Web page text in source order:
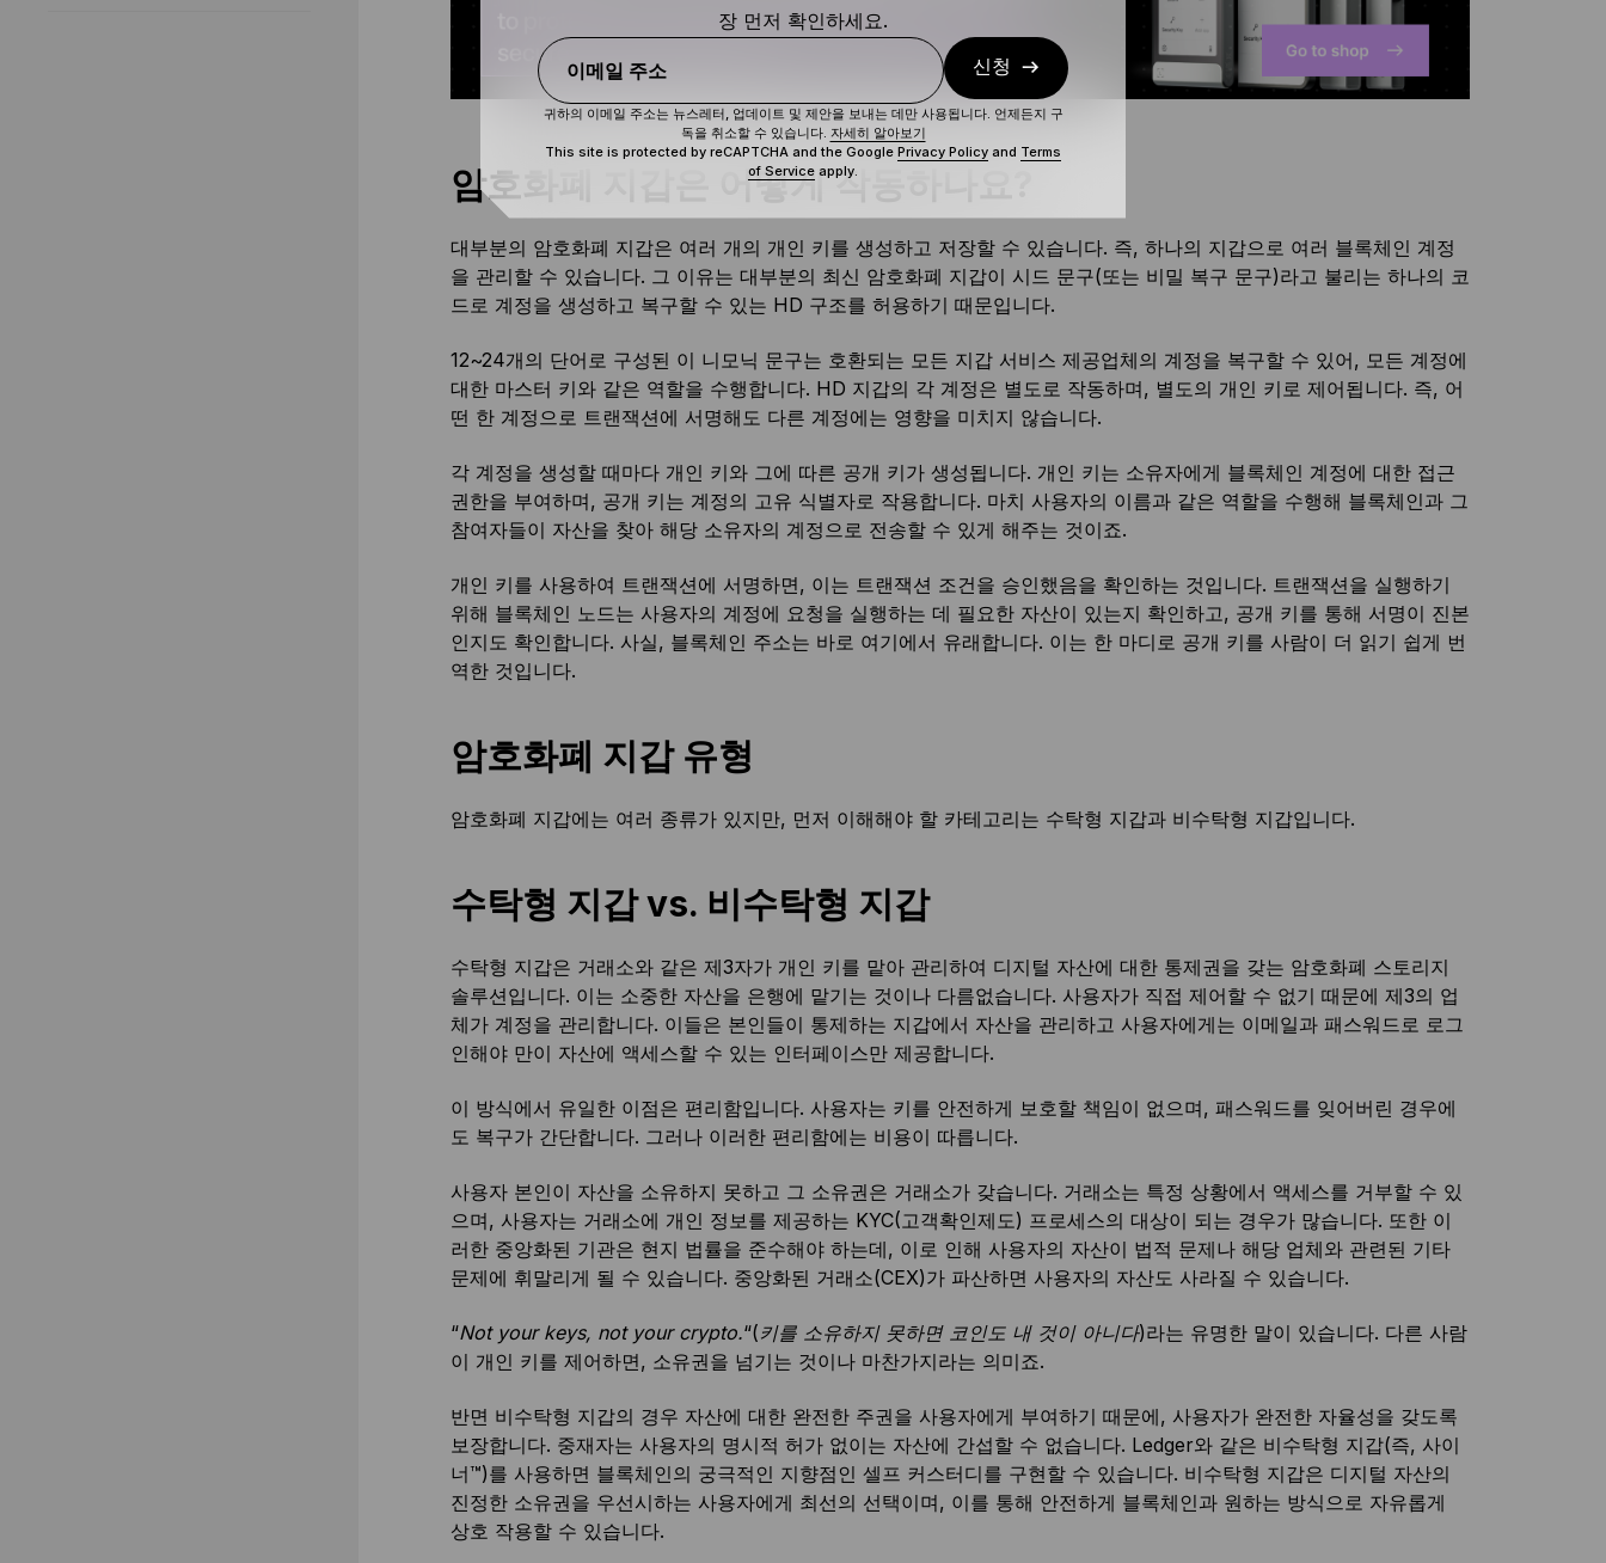
암호화폐 지갑은 어떻게 작동하나요?
대부분의 암호화폐 지갑은 여러 개의 개인 키를 생성하고 저장할 수 있습니다. 즉, 하나의 지갑으로 여러 블록체인 계정
을 관리할 수 있습니다. 그 이유는 대부분의 최신 암호화폐 지갑이 시드 문구(또는 비밀 복구 문구)라고 불리는 하나의 코
드로 계정을 생성하고 복구할 수 있는 HD 구조를 허용하기 때문입니다.
12~24개의 단어로 구성된 이 니모닉 문구는 호환되는 모든 지갑 서비스 제공업체의 계정을 복구할 수 있어, 모든 계정에
대한 마스터 키와 같은 역할을 수행합니다. HD 지갑의 각 계정은 별도로 작동하며, 별도의 개인 키로 제어됩니다. 즉, 어
떤 한 계정으로 트랜잭션에 서명해도 다른 계정에는 영향을 미치지 않습니다.
각 계정을 생성할 때마다 개인 키와 그에 따른 공개 키가 생성됩니다. 개인 키는 소유자에게 블록체인 계정에 대한 접근
권한을 부여하며, 공개 키는 계정의 고유 식별자로 작용합니다. 마치 사용자의 이름과 같은 역할을 수행해 블록체인과 그
참여자들이 자산을 찾아 해당 소유자의 계정으로 전송할 수 있게 해주는 것이죠.
개인 키를 사용하여 트랜잭션에 서명하면, 이는 트랜잭션 조건을 승인했음을 확인하는 것입니다. 트랜잭션을 실행하기
위해 블록체인 노드는 사용자의 계정에 요청을 실행하는 데 필요한 자산이 있는지 확인하고, 공개 키를 통해 서명이 진본
인지도 확인합니다. 사실, 블록체인 주소는 바로 여기에서 유래합니다. 이는 한 마디로 공개 키를 사람이 더 읽기 쉽게 번
역한 것입니다.
암호화폐 지갑 유형
암호화폐 지갑에는 여러 종류가 있지만, 먼저 이해해야 할 카테고리는 수탁형 지갑과 비수탁형 지갑입니다.
수탁형 지갑 vs. 비수탁형 지갑
수탁형 지갑은 거래소와 같은 제3자가 개인 키를 맡아 관리하여 디지털 자산에 대한 통제권을 갖는 암호화폐 스토리지
솔루션입니다. 이는 소중한 자산을 은행에 맡기는 것이나 다름없습니다. 사용자가 직접 제어할 수 없기 때문에 제3의 업
체가 계정을 관리합니다. 이들은 본인들이 통제하는 지갑에서 자산을 관리하고 사용자에게는 이메일과 패스워드로 로그
인해야 만이 자산에 액세스할 수 있는 인터페이스만 제공합니다.
이 방식에서 유일한 이점은 편리함입니다. 사용자는 키를 안전하게 보호할 책임이 없으며, 패스워드를 잊어버린 경우에
도 복구가 간단합니다. 그러나 이러한 편리함에는 비용이 따릅니다.
사용자 본인이 자산을 소유하지 못하고 그 소유권은 거래소가 갖습니다. 거래소는 특정 상황에서 액세스를 거부할 수 있
으며, 사용자는 거래소에 개인 정보를 제공하는 KYC(고객확인제도) 프로세스의 대상이 되는 경우가 많습니다. 또한 이
러한 중앙화된 기관은 현지 법률을 준수해야 하는데, 이로 인해 사용자의 자산이 법적 문제나 해당 업체와 관련된 기타
문제에 휘말리게 될 수 있습니다. 중앙화된 거래소(CEX)가 파산하면 사용자의 자산도 사라질 수 있습니다.
“Not your keys, not your crypto.“(키를 소유하지 못하면 코인도 내 것이 아니다)라는 유명한 말이 있습니다. 다른 사람
이 개인 키를 제어하면, 소유권을 넘기는 것이나 마찬가지라는 의미죠.
반면 비수탁형 지갑의 경우 자산에 대한 완전한 주권을 사용자에게 부여하기 때문에, 사용자가 완전한 자율성을 갖도록
보장합니다. 중재자는 사용자의 명시적 허가 없이는 자산에 간섭할 수 없습니다. Ledger와 같은 비수탁형 지갑(즉, 사이
너™)를 사용하면 블록체인의 궁극적인 지향점인 셀프 커스터디를 구현할 수 있습니다. 비수탁형 지갑은 디지털 자산의
진정한 소유권을 우선시하는 사용자에게 최선의 선택이며, 이를 통해 안전하게 블록체인과 원하는 방식으로 자유롭게
상호 작용할 수 있습니다.
장 먼저 확인하세요.
이메일 주소 신청
귀하의 이메일 주소는 뉴스레터, 업데이트 및 제안을 보내는 데만 사용됩니다. 언제든지 구
독을 취소할 수 있습니다. 자세히 알아보기
This site is protected by reCAPTCHA and the Google Privacy Policy and Terms
of Service apply.